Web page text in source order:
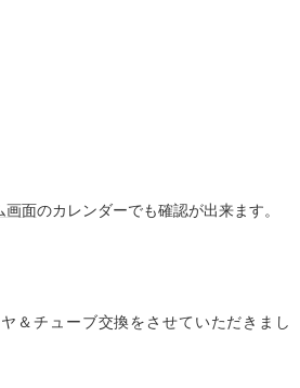
画面のカレンダーでも確認が出来ます。
＆チューブ交換をさせていただきまし